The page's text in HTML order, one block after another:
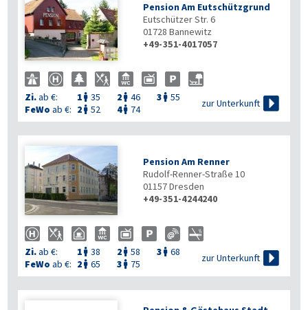

Pension Am Eutschützgrund
Eutschützer Str. 6
01728 Bannewitz
+49-351-4017057
Zi.ab €: 1  35 2  46 3  55
FeWo ab €: 2  52 4 74
zur Unterkunft 
Pension Am Renner
Rudolf-Renner-Straße 10
01157Dresden
+49-351-4244240
Zi.ab €: 1  38 2  58 3  68
FeWo ab €: 2  65 3  75
zur Unterkunft 